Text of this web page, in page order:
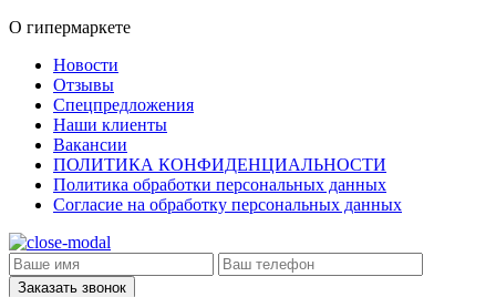
О гипермаркете
Новости
Отзывы
Спецпредложения
Наши клиенты
Вакансии
ПОЛИТИКА КОНФИДЕНЦИАЛЬНОСТИ
Политика обработки персональных данных
Согласие на обработку персональных данных
Заказать звонок